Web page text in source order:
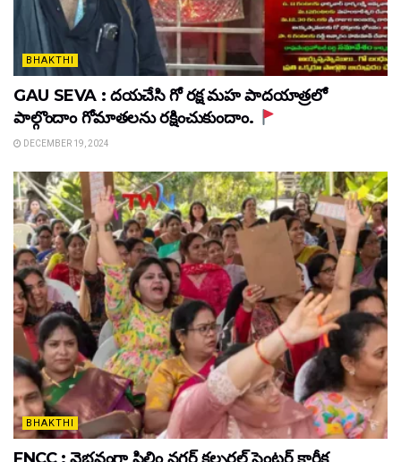
BHAKTHI
GAU SEVA : దయచేసి గో రక్ష మహ పాదయాత్రలో
పాల్గొందాం గోమాతలను రక్షించుకుందాం.
DECEMBER 19, 2024
BHAKTHI